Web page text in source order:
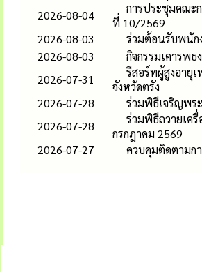
2026-08-04
การประชุมคณะ
ที่ 10/2569
2026-08-03
ร่วมต้อนรับพนัก
2026-08-03
กิจกรรมเคารพ
2026-07-31
รีสอร์ทผู้สูงอายุ
จังหวัดตรัง
2026-07-28
ร่วมพิธีเจริญพร
2026-07-28
ร่วมพิธีถวายเค
กรกฎาคม 2569
2026-07-27
ควบคุมติดตามก